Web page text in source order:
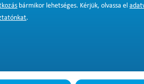
bármikor lehetséges. Kérjük, olvassa el
.